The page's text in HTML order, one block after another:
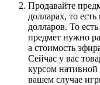
Продавайте
долларах, то
долларов. То
предмет нужно
а стоимость
Сейчас у вас
курсом нативной
вашем случае